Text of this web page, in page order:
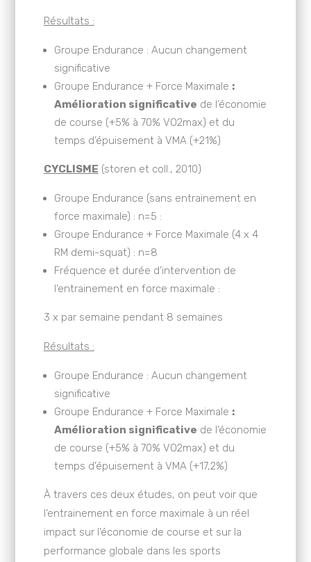
Résultats :
Groupe Endurance : Aucun changement
significative
Groupe Endurance + Force Maximale :
Amélioration significative de l’économie
de course (+5% à 70% VO2max) et du
temps d’épuisement à VMA (+21%)
CYCLISME (storen et coll., 2010)
Groupe Endurance (sans entrainement en
force maximale) : n=5 :
Groupe Endurance + Force Maximale (4 x 4
RM demi-squat) : n=8
Fréquence et durée d’intervention de
l’entrainement en force maximale :
3 x par semaine pendant 8 semaines
Résultats :
Groupe Endurance : Aucun changement
significative
Groupe Endurance + Force Maximale :
Amélioration significative de l’économie
de course (+5% à 70% VO2max) et du
temps d’épuisement à VMA (+17,2%)
À travers ces deux études, on peut voir que
l’entrainement en force maximale à un réel
impact sur l’économie de course et sur la
performance globale dans les sports